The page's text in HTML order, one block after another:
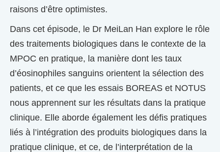
raisons d’être optimistes.
Dans cet épisode, le Dr MeiLan Han explore le rôle
des traitements biologiques dans le contexte de la
MPOC en pratique, la manière dont les taux
d’éosinophiles sanguins orientent la sélection des
patients, et ce que les essais BOREAS et NOTUS
nous apprennent sur les résultats dans la pratique
clinique. Elle aborde également les défis pratiques
liés à l’intégration des produits biologiques dans la
pratique clinique, et ce, de l’interprétation de la